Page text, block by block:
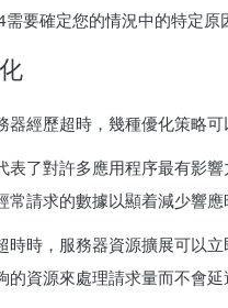
要確定您的情況中的特定原
器經歷超時，幾種優化策略
表了對許多應用程序最有影
常請求的數據以顯着減少響
時時，服務器資源擴展可以
的資源來處理請求量而不會延